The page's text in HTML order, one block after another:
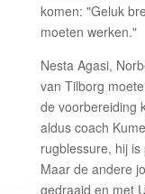
komen: "Geluk
moeten werken."
Nesta Agasi,
van Tilborg
de voorbereiding
aldus coach
rugblessure, hij
Maar de andere
gedraaid en met